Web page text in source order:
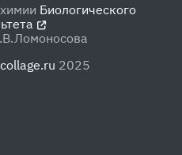
Биологического
2025